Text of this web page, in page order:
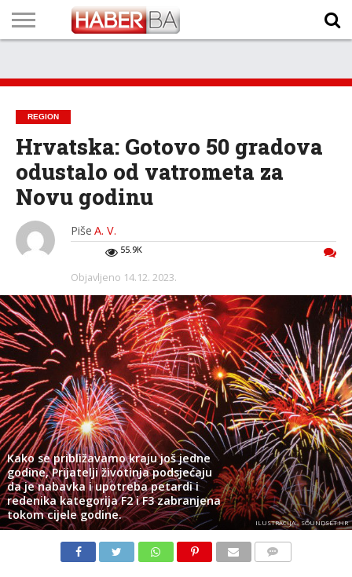
TECH
PROGRAM
PROGNOZA
PUTEVIMA
LISTA
NAMA
REGION
Hrvatska: Gotovo 50 gradova
odustalo od vatrometa za
Novu godinu
Piše A. V.
55.9K
Objavljeno 14.12. 2023.
Kako se približavamo kraju još jedne
godine, Prijatelji životinja podsjećaju
da je nabavka i upotreba petardi i
redenika kategorija F2 i F3 zabranjena
tokom cijele godine.
ILUSTRACIJA - SOUNDSET.HR